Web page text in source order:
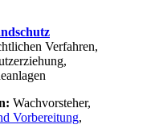
Verfahren,
Wachvorsteher,
Vorbereitung,